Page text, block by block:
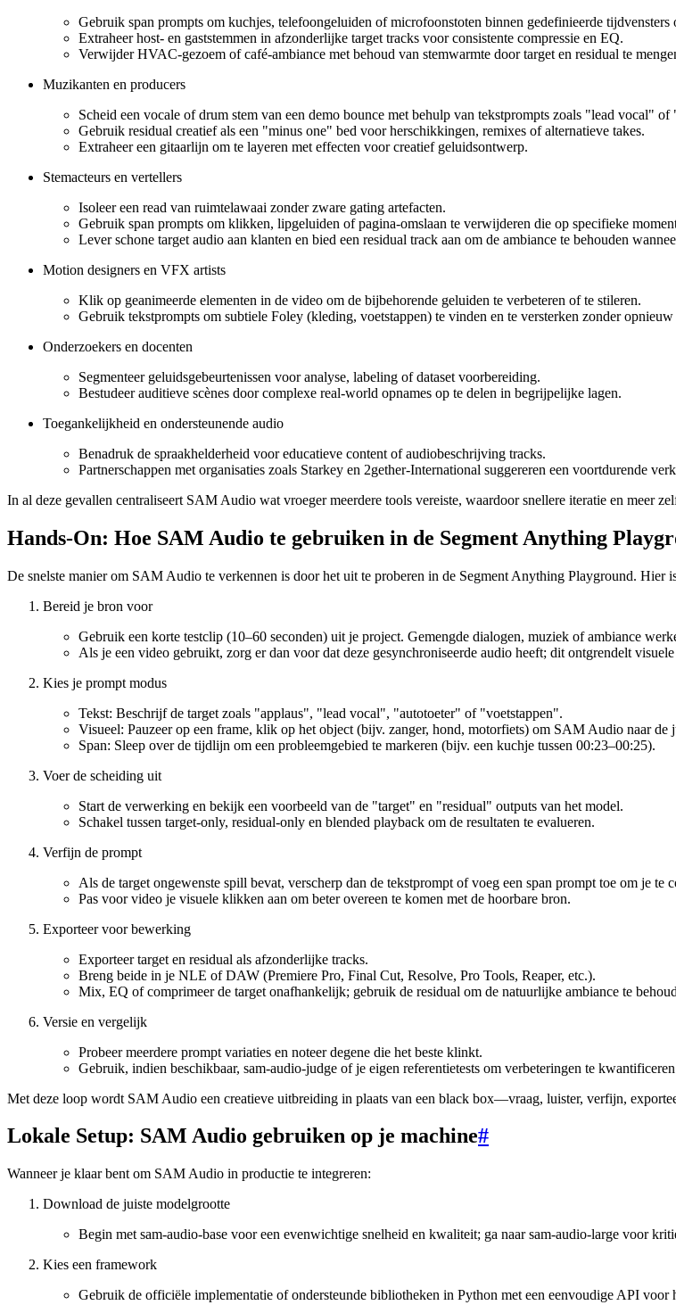
Gebruik span prompts om kuchjes, telefoongeluiden of microfoonstoten binnen gedefinieerde tijdvensters
Extraheer host- en gaststemmen in afzonderlijke target tracks voor consistente compressie en EQ.
Verwijder HVAC-gezoem of café-ambiance met behoud van stemwarmte door target en residual te
Muzikanten en producers
Scheid een vocale of drum stem van een demo bounce met behulp van tekstprompts zoals "lead vocal"
Gebruik residual creatief als een "minus one" bed voor herschikkingen, remixes of alternatieve takes.
Extraheer een gitaarlijn om te layeren met effecten voor creatief geluidsontwerp.
Stemacteurs en vertellers
Isoleer een read van ruimtelawaai zonder zware gating artefacten.
Gebruik span prompts om klikken, lipgeluiden of pagina-omslaan te verwijderen die op specifieke
Lever schone target audio aan klanten en bied een residual track aan om de ambiance te behouden
Motion designers en VFX artists
Klik op geanimeerde elementen in de video om de bijbehorende geluiden te verbeteren of te stileren.
Gebruik tekstprompts om subtiele Foley (kleding, voetstappen) te vinden en te versterken zonder opnieuw
Onderzoekers en docenten
Segmenteer geluidsgebeurtenissen voor analyse, labeling of dataset voorbereiding.
Bestudeer auditieve scènes door complexe real-world opnames op te delen in begrijpelijke lagen.
Toegankelijkheid en ondersteunende audio
Benadruk de spraakhelderheid voor educatieve content of audiobeschrijving tracks.
Partnerschappen met organisaties zoals Starkey en 2gether-International suggereren een voortdurende
In al deze gevallen centraliseert SAM Audio wat vroeger meerdere tools vereiste, waardoor snellere iteratie en meer
Hands-On: Hoe SAM Audio te gebruiken in de Segment Anything
De snelste manier om SAM Audio te verkennen is door het uit te proberen in de Segment Anything Playground. Hier
Bereid je bron voor
Gebruik een korte testclip (10–60 seconden) uit je project. Gemengde dialogen, muziek of ambiance
Als je een video gebruikt, zorg er dan voor dat deze gesynchroniseerde audio heeft; dit ontgrendelt
Kies je prompt modus
Tekst: Beschrijf de target zoals "applaus", "lead vocal", "autotoeter" of "voetstappen".
Visueel: Pauzeer op een frame, klik op het object (bijv. zanger, hond, motorfiets) om SAM Audio naar de
Span: Sleep over de tijdlijn om een probleemgebied te markeren (bijv. een kuchje tussen 00:23–00:25).
Voer de scheiding uit
Start de verwerking en bekijk een voorbeeld van de "target" en "residual" outputs van het model.
Schakel tussen target-only, residual-only en blended playback om de resultaten te evalueren.
Verfijn de prompt
Als de target ongewenste spill bevat, verscherp dan de tekstprompt of voeg een span prompt toe om je te
Pas voor video je visuele klikken aan om beter overeen te komen met de hoorbare bron.
Exporteer voor bewerking
Exporteer target en residual als afzonderlijke tracks.
Breng beide in je NLE of DAW (Premiere Pro, Final Cut, Resolve, Pro Tools, Reaper, etc.).
Mix, EQ of comprimeer de target onafhankelijk; gebruik de residual om de natuurlijke ambiance te
Versie en vergelijk
Probeer meerdere prompt variaties en noteer degene die het beste klinkt.
Gebruik, indien beschikbaar, sam-audio-judge of je eigen referentietests om verbeteringen te
Met deze loop wordt SAM Audio een creatieve uitbreiding in plaats van een black box—vraag, luister, verfijn,
Lokale Setup: SAM Audio gebruiken op je machine#
Wanneer je klaar bent om SAM Audio in productie te integreren:
Download de juiste modelgrootte
Begin met sam-audio-base voor een evenwichtige snelheid en kwaliteit; ga naar sam-audio-large voor
Kies een framework
Gebruik de officiële implementatie of ondersteunde bibliotheken in Python met een eenvoudige API